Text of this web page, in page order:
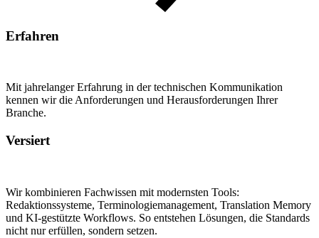
Erfahren
Mit jahrelanger Erfahrung in der technischen Kommunikation
kennen wir die Anforderungen und Herausforderungen Ihrer
Branche.
Versiert
Wir kombinieren Fachwissen mit modernsten Tools:
Redaktionssysteme, Terminologiemanagement, Translation Memory
und KI-gestützte Workflows. So entstehen Lösungen, die Standards
nicht nur erfüllen, sondern setzen.